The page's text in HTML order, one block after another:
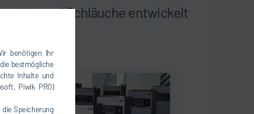
benötigen Ihr
bestmögliche
Inhalte und
Piwik PRO)
Speicherung
und Schläuche entwickelt